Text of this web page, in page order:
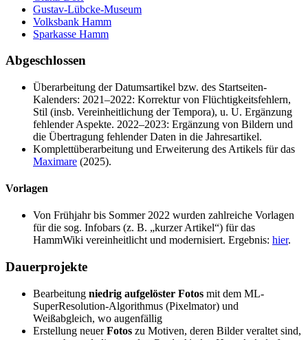
Gustav-Lübcke-Museum
Volksbank Hamm
Sparkasse Hamm
Abgeschlossen
Überarbeitung der Datumsartikel bzw. des Startseiten-
Kalenders: 2021–2022: Korrektur von Flüchtigkeitsfehlern,
Stil (insb. Vereinheitlichung der Tempora), u. U. Ergänzung
fehlender Aspekte. 2022–2023: Ergänzung von Bildern und
die Übertragung fehlender Daten in die Jahresartikel.
Komplettüberarbeitung und Erweiterung des Artikels für das
Maximare (2025).
Vorlagen
Von Frühjahr bis Sommer 2022 wurden zahlreiche Vorlagen
für die sog. Infobars (z. B. „kurzer Artikel“) für das
HammWiki vereinheitlicht und modernisiert. Ergebnis: hier.
Dauerprojekte
Bearbeitung niedrig aufgelöster Fotos mit dem ML-
SuperResolution-Algorithmus (Pixelmator) und
Weißabgleich, wo augenfällig
Erstellung neuerFotos zu Motiven, deren Bilder veraltet sind,